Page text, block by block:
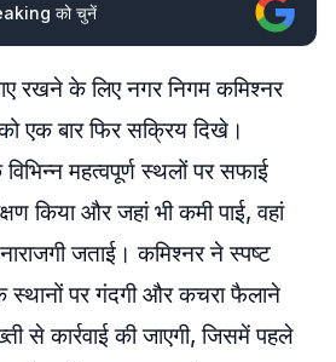
को चुनें
रखने के लिए नगर निगम कमिश्नर
एक बार फिर सक्रिय दिखे।
महत्वपूर्ण स्थलों पर सफाई
किया और जहां भी कमी पाई, वहां
जताई। कमिश्नर ने स्पष्ट
स्थानों पर गंदगी और कचरा फैलाने
से कार्रवाई की जाएगी, जिसमें पहले